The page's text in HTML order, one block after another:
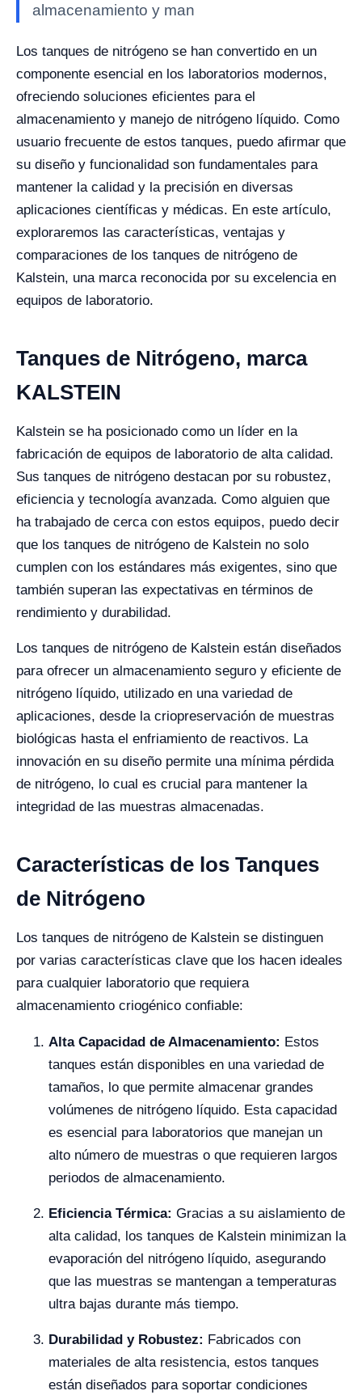
almacenamiento y man
Los tanques de nitrógeno se han convertido en un
componente esencial en los laboratorios modernos,
ofreciendo soluciones eficientes para el
almacenamiento y manejo de nitrógeno líquido. Como
usuario frecuente de estos tanques, puedo afirmar que
su diseño y funcionalidad son fundamentales para
mantener la calidad y la precisión en diversas
aplicaciones científicas y médicas. En este artículo,
exploraremos las características, ventajas y
comparaciones de los tanques de nitrógeno de
Kalstein, una marca reconocida por su excelencia en
equipos de laboratorio.
Tanques de Nitrógeno, marca
KALSTEIN
Kalstein se ha posicionado como un líder en la
fabricación de equipos de laboratorio de alta calidad.
Sus tanques de nitrógeno destacan por su robustez,
eficiencia y tecnología avanzada. Como alguien que
ha trabajado de cerca con estos equipos, puedo decir
que los tanques de nitrógeno de Kalstein no solo
cumplen con los estándares más exigentes, sino que
también superan las expectativas en términos de
rendimiento y durabilidad.
Los tanques de nitrógeno de Kalstein están diseñados
para ofrecer un almacenamiento seguro y eficiente de
nitrógeno líquido, utilizado en una variedad de
aplicaciones, desde la criopreservación de muestras
biológicas hasta el enfriamiento de reactivos. La
innovación en su diseño permite una mínima pérdida
de nitrógeno, lo cual es crucial para mantener la
integridad de las muestras almacenadas.
Características de los Tanques
de Nitrógeno
Los tanques de nitrógeno de Kalstein se distinguen
por varias características clave que los hacen ideales
para cualquier laboratorio que requiera
almacenamiento criogénico confiable:
Alta Capacidad de Almacenamiento: Estos
tanques están disponibles en una variedad de
tamaños, lo que permite almacenar grandes
volúmenes de nitrógeno líquido. Esta capacidad
es esencial para laboratorios que manejan un
alto número de muestras o que requieren largos
periodos de almacenamiento.
Eficiencia Térmica: Gracias a su aislamiento de
alta calidad, los tanques de Kalstein minimizan la
evaporación del nitrógeno líquido, asegurando
que las muestras se mantengan a temperaturas
ultra bajas durante más tiempo.
Durabilidad y Robustez: Fabricados con
materiales de alta resistencia, estos tanques
están diseñados para soportar condiciones